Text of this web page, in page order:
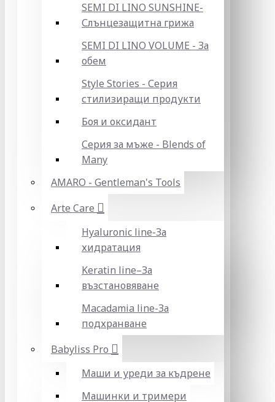
SEMI DI LINO SUNSHINE-
Слънцезащитна грижа
SEMI DI LINO VOLUME - За
обем
Style Stories - Серия
стилизиращи продукти
Боя и оксидант
Серия за мъже - Blends of
Many
AMARO - Gentleman's Tools
Arte Care
Hyaluronic line-За
хидратация
Keratin line–За
възстановяване
Macadamia line-За
подхранване
Babyliss Pro
Маши и уреди за къдрене
Машинки и тримери